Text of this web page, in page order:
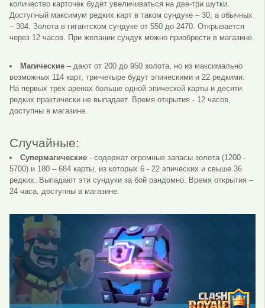
количество карточек будет увеличиваться на две-три шутки.
Доступный максимум редких карт в таком сундуке – 30, а обычных
– 304. Золота в гигантском сундуке от 550 до 2470. Открывается
через 12 часов. При желании сундук можно приобрести в магазине.
Магические – дают от 200 до 950 золота, но из максимально
возможных 114 карт, три-четыре будут эпическими и 22 редкими.
На первых трех аренах больше одной эпической карты и десяти
редких практически не выпадает. Время открытия - 12 часов,
доступны в магазине.
Случайные:
Супермагические - содержат огромные запасы золота (1200 -
5700) и 180 – 684 карты, из которых 6 - 22 эпических и свыше 36
редких. Выпадают эти сундуки за бой рандомно. Время открытия –
24 часа, доступны в магазине.